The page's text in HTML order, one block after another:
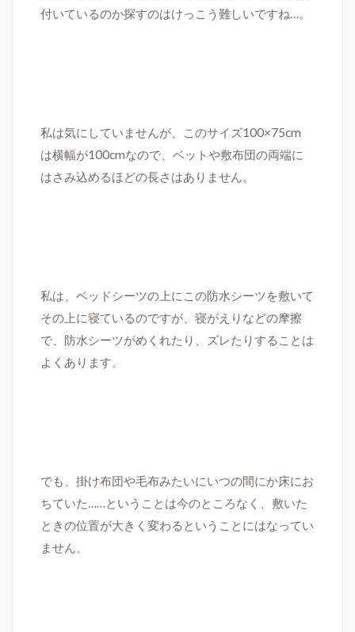
付いているのか探すのはけっこう難しいですね…。
私は気にしていませんが、このサイズ100×75cm
は横幅が100cmなので、 ベットや敷布団の両端に
はさみ込めるほどの長さはありません。
私は、ベッドシーツの上にこの防水シーツを敷いて
その上に寝ているのですが、寝がえりなどの摩擦
で、防水シーツがめくれたり、ズレたりすることは
よくあります。
でも、掛け布団や毛布みたいにいつの間にか床にお
ちていた……ということは今のところなく、敷いた
ときの位置が大きく変わるということにはなってい
ません。